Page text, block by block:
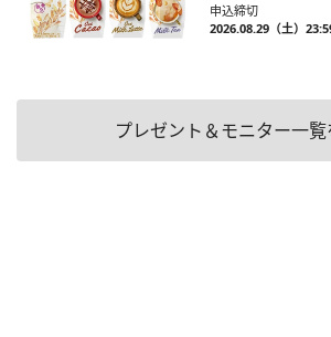
申込締切
2026.08.29（土）
プレゼント＆モニター一覧